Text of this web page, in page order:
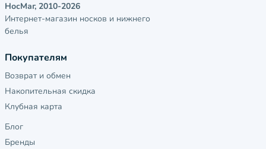
НосМаг, 2010-2026
Интернет-магазин носков и нижнего
белья
Покупателям
Возврат и обмен
Накопительная скидка
Клубная карта
Блог
Бренды